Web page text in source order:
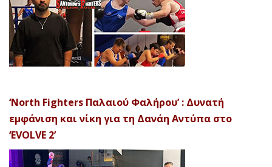
‘North Fighters Παλαιού Φαλήρου’ : Δυνατή
εμφάνιση και νίκη για τη Δανάη Αντύπα στο
‘EVOLVE 2’